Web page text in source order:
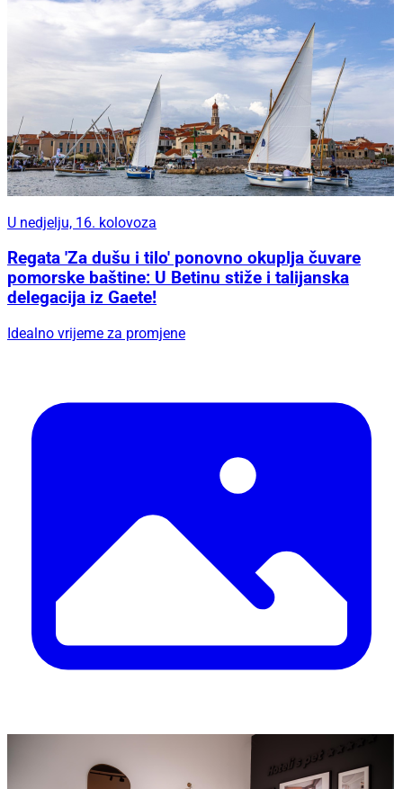
U nedjelju, 16. kolovoza
Regata 'Za dušu i tilo' ponovno okuplja čuvare
pomorske baštine: U Betinu stiže i talijanska
delegacija iz Gaete!
Idealno vrijeme za promjene